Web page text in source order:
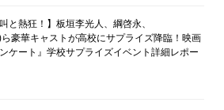
と熱狂！】板垣李光人、綱啓永、
豪華キャストが高校にサプライズ降臨！映画
ンケート』学校サプライズイベント詳細レポー